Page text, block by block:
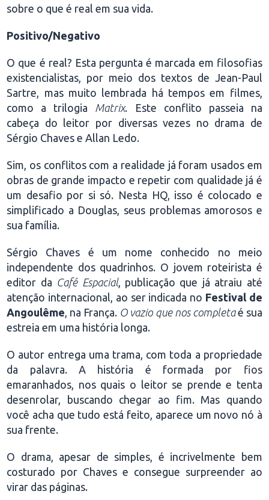
sobre o que é real em sua vida.
Positivo/Negativo
O que é real? Esta pergunta é marcada em filosofias
existencialistas, por meio dos textos de Jean-Paul
Sartre, mas muito lembrada há tempos em filmes,
como a trilogia Matrix. Este conflito passeia na
cabeça do leitor por diversas vezes no drama de
Sérgio Chaves e Allan Ledo.
Sim, os conflitos com a realidade já foram usados em
obras de grande impacto e repetir com qualidade já é
um desafio por si só. Nesta HQ, isso é colocado e
simplificado a Douglas, seus problemas amorosos e
sua família.
Sérgio Chaves é um nome conhecido no meio
independente dos quadrinhos. O jovem roteirista é
editor da Café Espacial, publicação que já atraiu até
atenção internacional, ao ser indicada no Festival de
Angoulême, na França. O vazio que nos completaé sua
estreia em uma história longa.
O autor entrega uma trama, com toda a propriedade
da palavra. A história é formada por fios
emaranhados, nos quais o leitor se prende e tenta
desenrolar, buscando chegar ao fim. Mas quando
você acha que tudo está feito, aparece um novo nó à
sua frente.
O drama, apesar de simples, é incrivelmente bem
costurado por Chaves e consegue surpreender ao
virar das páginas.